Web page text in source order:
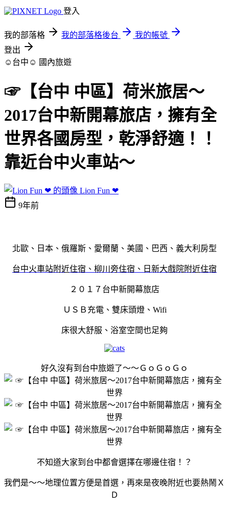
登入
我的部落格 我的部落格後台
我的帳號
登出
☺台中☺ 國內旅遊
☞【台中 中區】荷米旅居～
2017台中新開幕旅店，擁有全
世界各國房型，乾淨舒適！！
靠近台中火車站～
Lion Fun ❤
9年前
北歐、日本、俄羅斯、愛爾蘭、美國、巴西、義大利房型
台中火車站附近住宿、柳川旁住宿、日新大戲院附近住宿
２０１７台中新開幕旅店
ＵＳＢ充電、雙床頭燈、Wifi
床很大舒服、浴室空間也足夠
好久沒有到台中旅遊了～～ＧｏＧｏＧｏ
不知道大家到台中都會選擇在哪邊住宿！？
我們是～～地理位置方便是首選，再來是夜晚附近也要熱鬧Ｘ
Ｄ